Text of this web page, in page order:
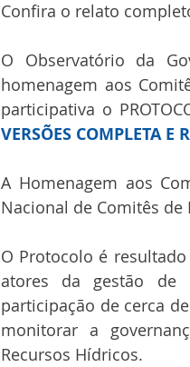
Confira o relato
O Observatório da
homenagem aos
VERSÕES COMPLETA E
A Homenagem aos
Nacional de Comitês de
O Protocolo é
atores da gestão de
participação de cerca
monitorar a
Recursos Hídricos.